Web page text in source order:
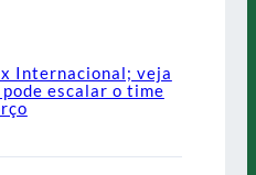
Internacional; veja
escalar o time